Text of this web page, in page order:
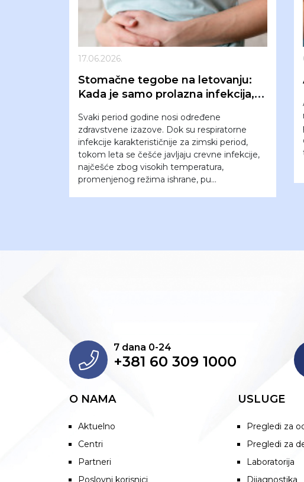
17.06.2026.
Stomačne tegobe na letovanju:
Kada je samo prolazna infekcija, a
Svaki period godine nosi određene
zdravstvene izazove. Dok su respiratorne
infekcije karakterističnije za zimski period,
tokom leta se češće javljaju crevne infekcije,
najčešće zbog visokih temperatura,
promenjenog režima ishrane, pu...
7 dana 0-24
+381 60 309 1000
O NAMA
Aktuelno
Centri
Partneri
Poslovni korisnici
USLUGE
Pregledi za
Pregledi za
Laboratorija
Dijagnostika